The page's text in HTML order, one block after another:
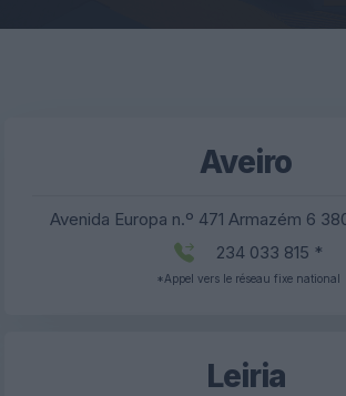
Aveiro
Avenida Europa n.º 471 Armazém 6
234 033 815 *
*Appel vers le réseau fixe national
Leiria